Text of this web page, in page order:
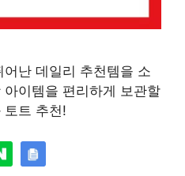
난 데일리 추천템을 소
이템을 편리하게 보관할
토트 추천!